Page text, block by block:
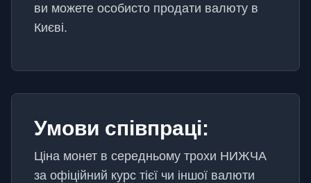
ви можете особисто продати валюту в
Києві.
Умови співпраці:
Ціна монет в середньому трохи НИЖЧА
за офіційний курс тієї чи іншої валюти